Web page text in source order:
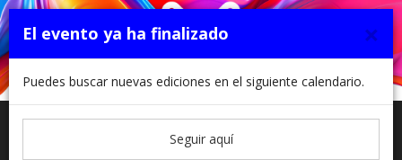
L´Olleria Contra el Cáncer 2024
×
El evento ya ha finalizado
Puedes buscar nuevas ediciones en el siguiente calendario.
Seguir aquí